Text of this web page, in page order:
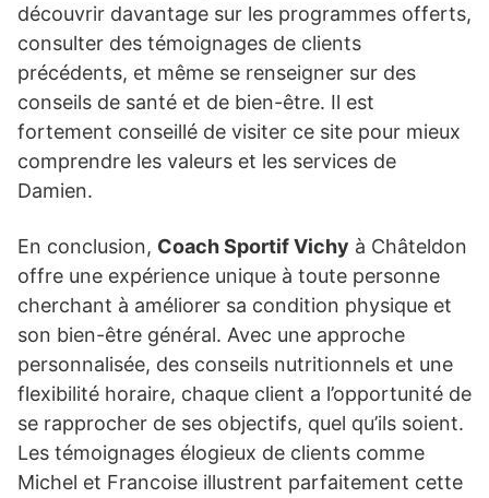
découvrir davantage sur les programmes offerts,
consulter des témoignages de clients
précédents, et même se renseigner sur des
conseils de santé et de bien-être. Il est
fortement conseillé de visiter ce site pour mieux
comprendre les valeurs et les services de
Damien.
En conclusion, Coach Sportif Vichy à Châteldon
offre une expérience unique à toute personne
cherchant à améliorer sa condition physique et
son bien-être général. Avec une approche
personnalisée, des conseils nutritionnels et une
flexibilité horaire, chaque client a l’opportunité de
se rapprocher de ses objectifs, quel qu’ils soient.
Les témoignages élogieux de clients comme
Michel et Francoise illustrent parfaitement cette